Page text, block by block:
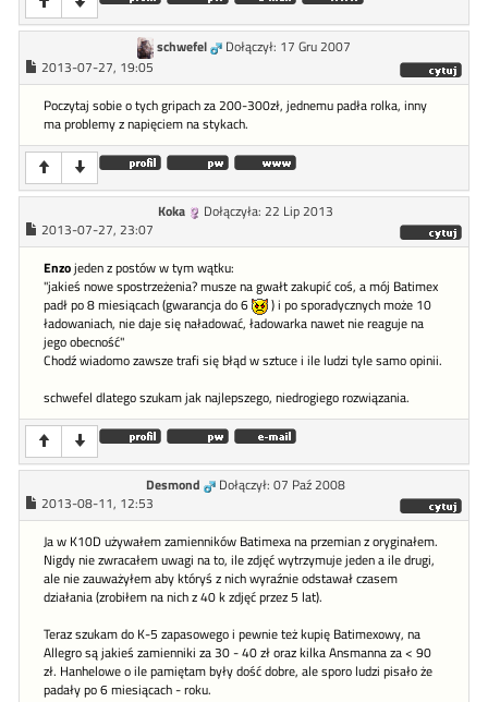
schwefel
Dołączył: 17 Gru 2007
2013-07-27, 19:05
Poczytaj sobie o tych gripach za 200-300zł, jednemu padła rolka, inny
ma problemy z napięciem na stykach.
Koka
Dołączyła: 22 Lip 2013
2013-07-27, 23:07
Enzojeden z postów w tym wątku:
"jakieś nowe spostrzeżenia? musze na gwałt zakupić coś, a mój Batimex
padł po 8 miesiącach (gwarancja do 6
) i po sporadycznych może 10
ładowaniach, nie daje się naładować, ładowarka nawet nie reaguje na
jego obecność"
Chodź wiadomo zawsze trafi się błąd w sztuce i ile ludzi tyle samo opinii.
schwefel dlatego szukam jak najlepszego, niedrogiego rozwiązania.
Desmond
Dołączył: 07 Paź 2008
2013-08-11, 12:53
Ja w K10D używałem zamienników Batimexa na przemian z oryginałem.
Nigdy nie zwracałem uwagi na to, ile zdjęć wytrzymuje jeden a ile drugi,
ale nie zauważyłem aby któryś z nich wyraźnie odstawał czasem
działania (zrobiłem na nich z 40 k zdjęć przez 5 lat).
Teraz szukam do K-5 zapasowego i pewnie też kupię Batimexowy, na
Allegro są jakieś zamienniki za 30 - 40 zł oraz kilka Ansmanna za < 90
zł. Hanhelowe o ile pamiętam były dość dobre, ale sporo ludzi pisało że
padały po 6 miesiącach - roku.